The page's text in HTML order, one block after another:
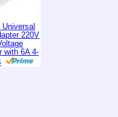
220V
with 6A 4-